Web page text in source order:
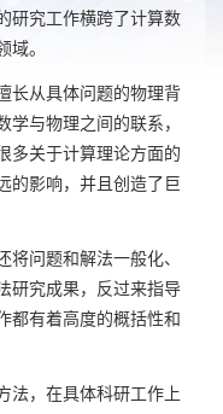
研究工作横跨了计算数
域。
长从具体问题的物理背
与物理之间的联系，
多关于计算理论方面的
的影响，并且创造了巨
将问题和解法一般化、
研究成果，反过来指导
都有着高度的概括性和
法，在具体科研工作上